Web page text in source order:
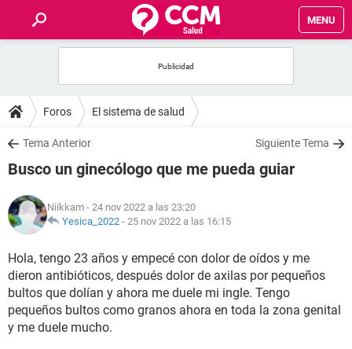
MENU
FOROS
SALUD
NUTRICIÓN
BIENESTAR
SEXUALIDAD
Foros El sistema de salud
Tema Anterior Siguiente Tema
Busco un ginecólogo que me pueda guiar
Niikkam - 24 nov 2022 a las 23:20
Yesica_2022 - 25 nov 2022 a las 16:15
Hola, tengo 23 años y empecé con dolor de oídos y me
dieron antibióticos, después dolor de axilas por pequeños
bultos que dolían y ahora me duele mi ingle. Tengo
pequeños bultos como granos ahora en toda la zona genital
y me duele mucho.